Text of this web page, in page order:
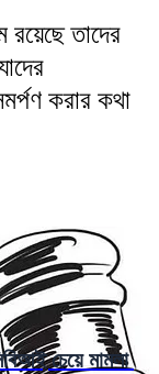
তাদের
করার কথা
চেয়ে মামলা